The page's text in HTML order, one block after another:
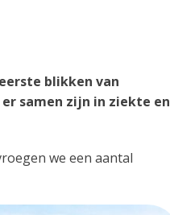
blikken van
samen zijn in ziekte en
we een aantal